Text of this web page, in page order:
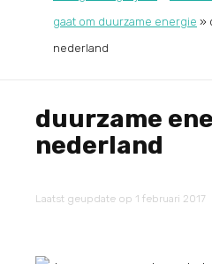
gaat om duurzame energie »
nederland
duurzame
nederland
Laatst geupdate op 1 februari 2017